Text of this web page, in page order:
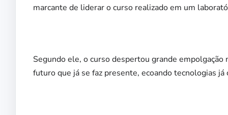
marcante de liderar o curso realizado em um
Segundo ele, o curso despertou grande
futuro que já se faz presente, ecoando tecnologias já